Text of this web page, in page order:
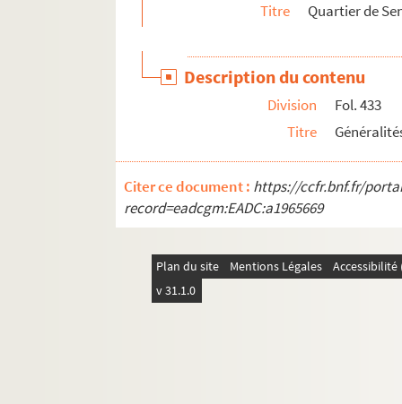
Titre
Quartier de
Description du contenu
Division
Fol. 433
Titre
Citer ce document : https://ccfr.bnf.fr/
record=eadcgm:EADC:a1965669
Plan du site Mentions Légales
v 31.1.0